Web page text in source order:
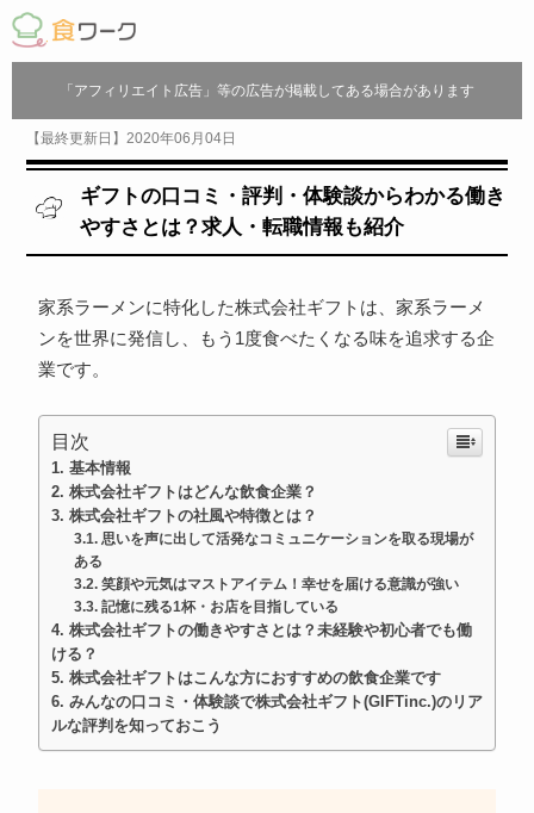
「アフィリエイト広告」等の広告が掲載してある場合があります
【最終更新日】2020年06月04日
ギフトの口コミ・評判・体験談からわかる働き
やすさとは？求人・転職情報も紹介
家系ラーメンに特化した株式会社ギフトは、家系ラーメ
ンを世界に発信し、もう1度食べたくなる味を追求する企
業です。
目次
基本情報
株式会社ギフトはどんな飲食企業？
株式会社ギフトの社風や特徴とは？
思いを声に出して活発なコミュニケーションを取る現場が
ある
笑顔や元気はマストアイテム！幸せを届ける意識が強い
記憶に残る1杯・お店を目指している
株式会社ギフトの働きやすさとは？未経験や初心者でも働
ける？
株式会社ギフトはこんな方におすすめの飲食企業です
みんなの口コミ・体験談で株式会社ギフト(GIFTinc.)のリア
ルな評判を知っておこう